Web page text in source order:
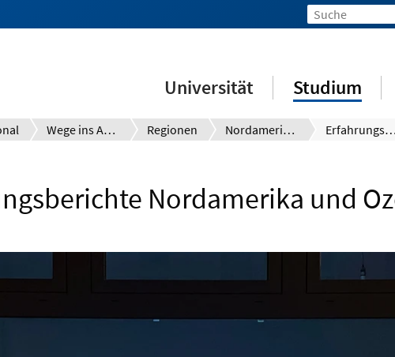
Universität Studium
Wege ins Ausland Regionen Nordamerika und Ozeanien Erfahrungsberichte Nordamerika und Ozeanien
Nordamerika und